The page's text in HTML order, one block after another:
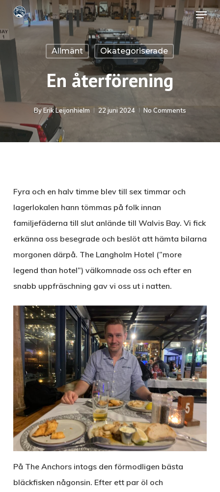
Skip
main
content
Menu
Allmänt Okategoriserade
En återförening
ByErik Leijonhielm 22 juni 2024 No Comments
Fyra och en halv timme blev till sex timmar och
lagerlokalen hann tömmas på folk innan
familjefäderna till slut anlände till Walvis Bay. Vi fick
erkänna oss besegrade och beslöt att hämta bilarna
morgonen därpå. The Langholm Hotel (”more
legend than hotel”) välkomnade oss och efter en
snabb uppfräschning gav vi oss ut i natten.
På The Anchors intogs den förmodligen bästa
bläckfisken någonsin. Efter ett par öl och
Close
Menu